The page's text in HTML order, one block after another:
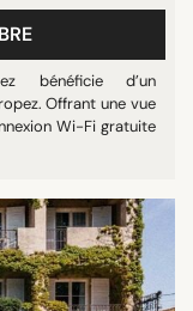
bénéficie d’un
Offrant une vue
Wi-Fi gratuite